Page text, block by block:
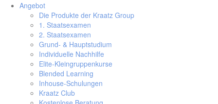
Angebot
Die Produkte der Kraatz Group
1. Staatsexamen
2. Staatsexamen
Grund- & Hauptstudium
Individuelle Nachhilfe
Elite-Kleingruppenkurse
Blended Learning
Inhouse-Schulungen
Kraatz Club